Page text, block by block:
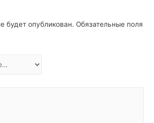
будет опубликован. Обязательные поля